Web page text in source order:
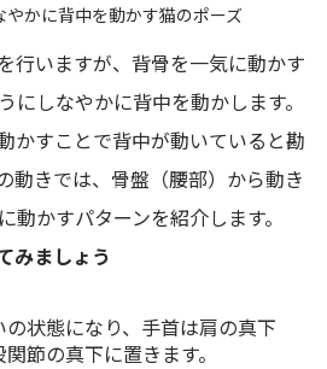
かに背中を動かす猫のポーズ
行いますが、背骨を一気に動かす
にしなやかに背中を動かします。
かすことで背中が動いていると勘
動きでは、骨盤（腰部）から動き
動かすパターンを紹介します。
みましょう
の状態になり、手首は肩の真下
節の真下に置きます。